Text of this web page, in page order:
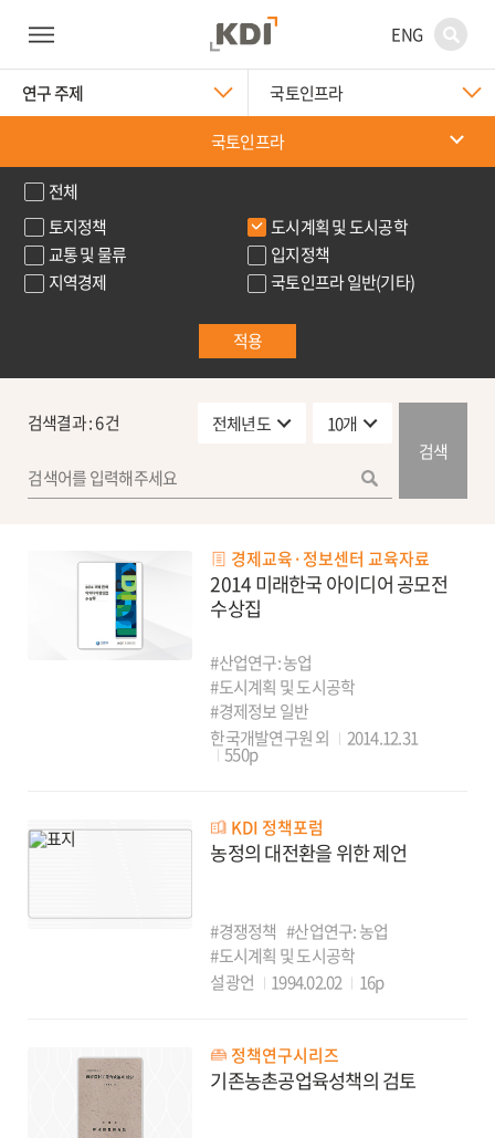
ENG
연구 주제 국토인프라
국토인프라
전체
토지정책
도시계획 및 도시공학
교통 및 물류
입지정책
지역경제
국토인프라 일반(기타)
적용
검색결과 :6건
검색
경제교육·정보센터 교육자료
2014 미래한국 아이디어 공모전
수상집
#산업연구: 농업
#도시계획 및 도시공학
#경제정보 일반
한국개발연구원 외
2014.12.31
550p
KDI 정책포럼
농정의 대전환을 위한 제언
#경쟁정책 #산업연구: 농업
#도시계획 및 도시공학
설광언
1994.02.02 16p
정책연구시리즈
기존농촌공업육성책의 검토